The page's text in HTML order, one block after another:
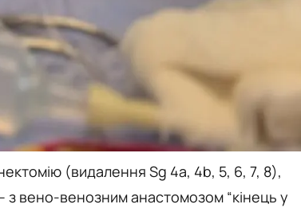
(видалення Sg 4a, 4b, 5, 6, 7, 8),
з вено-венозним анастомозом “кінець у